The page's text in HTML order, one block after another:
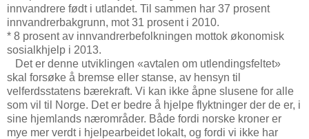
innvandrere født i utlandet. Til sammen har 37 prosent
innvandrerbakgrunn, mot 31 prosent i 2010.
* 8 prosent av innvandrerbefolkningen mottok økonomisk
sosialkhjelp i 2013.
Det er denne utviklingen «avtalen om utlendingsfeltet»
skal forsøke å bremse eller stanse, av hensyn til
velferdsstatens bærekraft. Vi kan ikke åpne slusene for alle
som vil til Norge. Det er bedre å hjelpe flyktninger der de er, i
sine hjemlands nærområder. Både fordi norske kroner er
mye mer verdt i hjelpearbeidet lokalt, og fordi vi ikke har